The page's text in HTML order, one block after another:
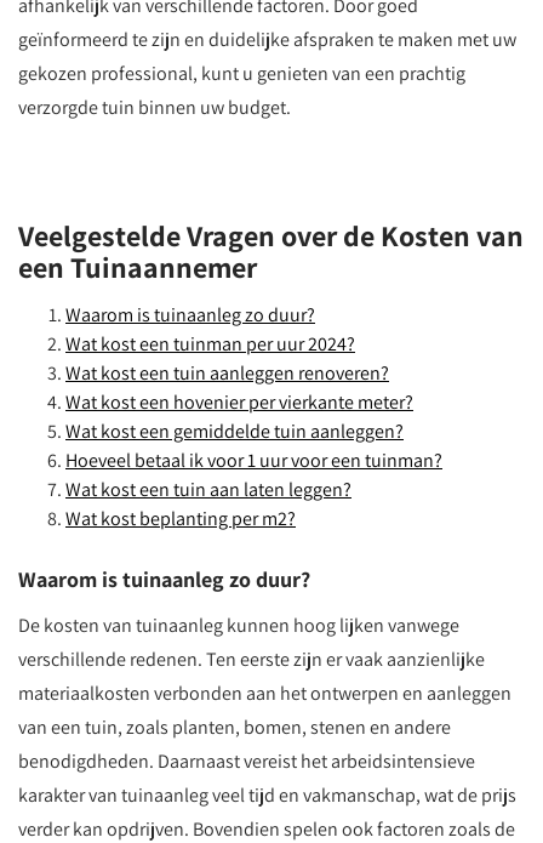
afhankelijk van verschillende factoren. Door goed
geïnformeerd te zijn en duidelijke afspraken te maken met uw
gekozen professional, kunt u genieten van een prachtig
verzorgde tuin binnen uw budget.
Veelgestelde Vragen over de Kosten van
een Tuinaannemer
Waarom is tuinaanleg zo duur?
Wat kost een tuinman per uur 2024?
Wat kost een tuin aanleggen renoveren?
Wat kost een hovenier per vierkante meter?
Wat kost een gemiddelde tuin aanleggen?
Hoeveel betaal ik voor 1 uur voor een tuinman?
Wat kost een tuin aan laten leggen?
Wat kost beplanting per m2?
Waarom is tuinaanleg zo duur?
De kosten van tuinaanleg kunnen hoog lijken vanwege
verschillende redenen. Ten eerste zijn er vaak aanzienlijke
materiaalkosten verbonden aan het ontwerpen en aanleggen
van een tuin, zoals planten, bomen, stenen en andere
benodigdheden. Daarnaast vereist het arbeidsintensieve
karakter van tuinaanleg veel tijd en vakmanschap, wat de prijs
verder kan opdrijven. Bovendien spelen ook factoren zoals de